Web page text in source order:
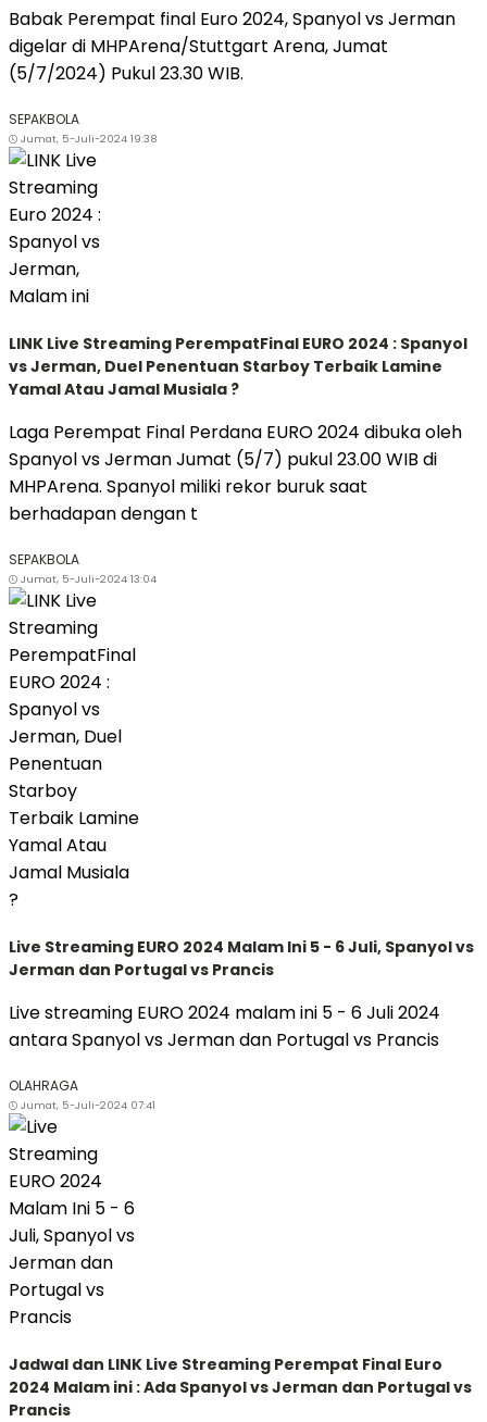
Babak Perempat final Euro 2024, Spanyol vs Jerman
digelar di MHPArena/Stuttgart Arena, Jumat
(5/7/2024) Pukul 23.30 WIB.
SEPAKBOLA
Jumat, 5-Juli-2024 19:38
LINK Live Streaming PerempatFinal EURO 2024 : Spanyol
vs Jerman, Duel Penentuan Starboy Terbaik Lamine
Yamal Atau Jamal Musiala ?
Laga Perempat Final Perdana EURO 2024 dibuka oleh
Spanyol vs Jerman Jumat (5/7) pukul 23.00 WIB di
MHPArena. Spanyol miliki rekor buruk saat
berhadapan dengan t
SEPAKBOLA
Jumat, 5-Juli-2024 13:04
Live Streaming EURO 2024 Malam Ini 5 - 6 Juli, Spanyol vs
Jerman dan Portugal vs Prancis
Live streaming EURO 2024 malam ini 5 - 6 Juli 2024
antara Spanyol vs Jerman dan Portugal vs Prancis
OLAHRAGA
Jumat, 5-Juli-2024 07:41
Jadwal dan LINK Live Streaming Perempat Final Euro
2024 Malam ini : Ada Spanyol vs Jerman dan Portugal vs
Prancis